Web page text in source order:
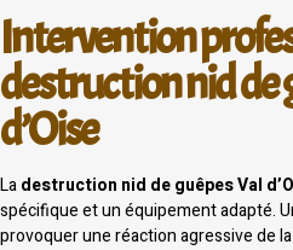
Intervention
destruction nid de
d’Oise
Ladestruction nid de guêpes Val
spécifique et un équipement adapté.
provoquer une réaction agressive de